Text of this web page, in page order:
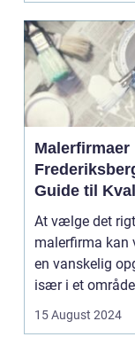
Malerfirmaer
Guide til
og Service
At vælge det
malerfirma kan
en vanskelig
især i et
Frederiksberg,
15 August 2024